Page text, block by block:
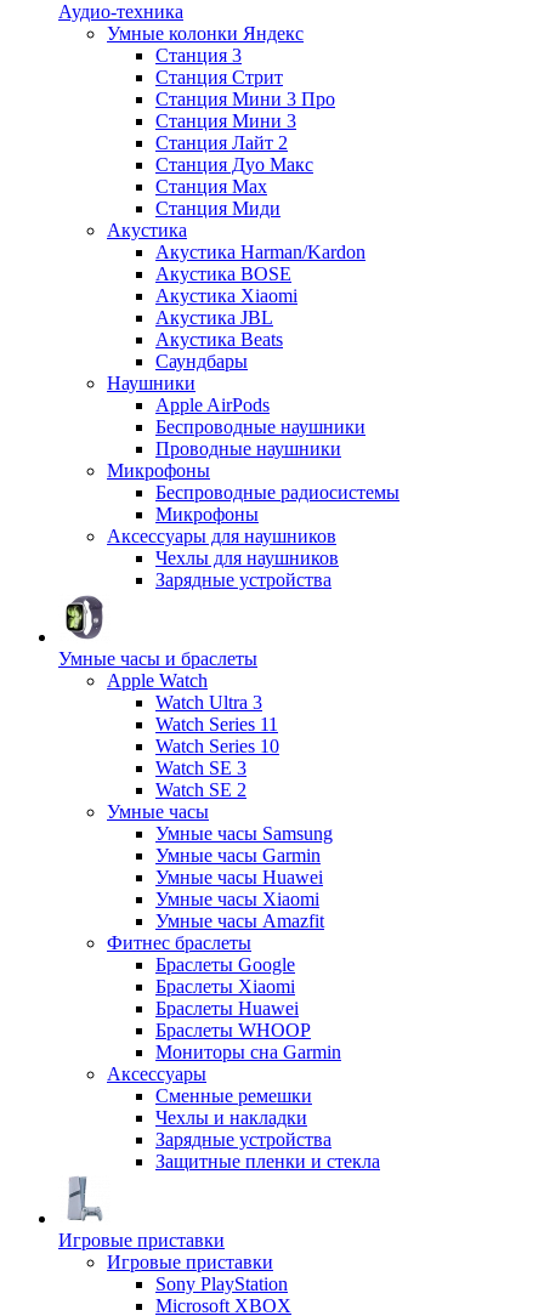
Аудио-техника
Умные колонки Яндекс
Станция 3
Станция Стрит
Станция Мини 3 Про
Станция Мини 3
Станция Лайт 2
Станция Дуо Макс
Станция Max
Станция Миди
Акустика
Акустика Harman/Kardon
Акустика BOSE
Акустика Xiaomi
Акустика JBL
Акустика Beats
Саундбары
Наушники
Apple AirPods
Беспроводные наушники
Проводные наушники
Микрофоны
Беспроводные радиосистемы
Микрофоны
Аксессуары для наушников
Чехлы для наушников
Зарядные устройства
Умные часы и браслеты
Apple Watch
Watch Ultra 3
Watch Series 11
Watch Series 10
Watch SE 3
Watch SE 2
Умные часы
Умные часы Samsung
Умные часы Garmin
Умные часы Huawei
Умные часы Xiaomi
Умные часы Amazfit
Фитнес браслеты
Браслеты Google
Браслеты Xiaomi
Браслеты Huawei
Браслеты WHOOP
Мониторы сна Garmin
Аксессуары
Сменные ремешки
Чехлы и накладки
Зарядные устройства
Защитные пленки и стекла
Игровые приставки
Игровые приставки
Sony PlayStation
Microsoft XBOX